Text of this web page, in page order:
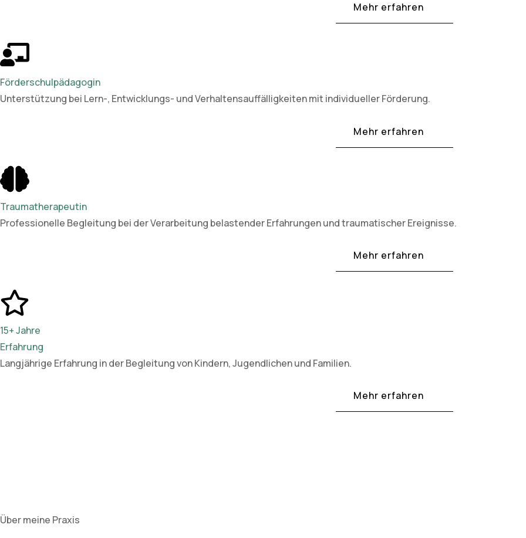
Mehr erfahren
Förderschulpädagogin
Unterstützung bei Lern-, Entwicklungs- und Verhaltensauffälligkeiten mit individueller Förderung.
Mehr erfahren
Traumatherapeutin
Professionelle Begleitung bei der Verarbeitung belastender Erfahrungen und traumatischer Ereignisse.
Mehr erfahren
15+ Jahre
Erfahrung
Langjährige Erfahrung in der Begleitung von Kindern, Jugendlichen und Familien.
Mehr erfahren
Über meine Praxis